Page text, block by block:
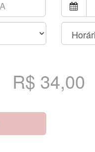
R$ 34,00